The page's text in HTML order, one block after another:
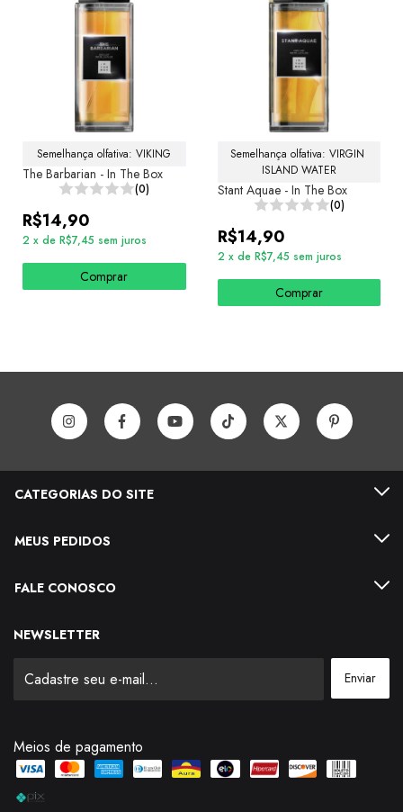
Semelhança olfativa: VIKING
The Barbarian - In The Box
(0)
R$14,90
2 x de R$7,45 sem juros
Comprar
Semelhança olfativa: VIRGIN
ISLAND WATER
Stant Aquae - In The Box
(0)
R$14,90
2 x de R$7,45 sem juros
Comprar
CATEGORIAS DO SITE
MEUS PEDIDOS
FALE CONOSCO
NEWSLETTER
Meios de pagamento